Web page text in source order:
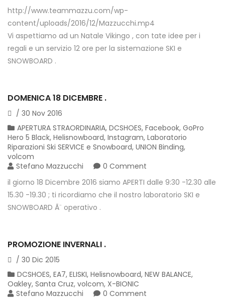
http://www.teammazzu.com/wp-
content/uploads/2016/12/Mazzucchi.mp4
Vi aspettiamo ad un Natale Vikingo , con tate idee per i
regali e un servizio 12 ore per la sistemazione SKI e
SNOWBOARD .
DOMENICA 18 DICEMBRE .
/ 30 Nov 2016
APERTURA STRAORDINARIA, DCSHOES, Facebook, GoPro
Hero 5 Black, Helisnowboard, Instagram, Laboratorio
Riparazioni Ski SERVICE e Snowboard, UNION Binding,
volcom
Stefano Mazzucchi
0 Comment
il giorno 18 Dicembre 2016 siamo APERTI dalle 9:30 -12.30 alle
15.30 -19.30 ; ti ricordiamo che il nostro laboratorio SKI e
SNOWBOARD Ã¨ operativo .
PROMOZIONE INVERNALI .
/ 30 Dic 2015
DCSHOES, EA7, ELISKI, Helisnowboard, NEW BALANCE,
Oakley, Santa Cruz, volcom, X-BIONIC
Stefano Mazzucchi
0 Comment